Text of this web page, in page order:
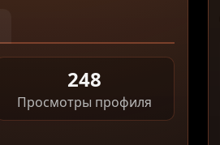
248
Просмотры профиля